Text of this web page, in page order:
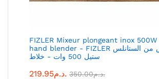
FIZLER Mixeur plongeant inox
hand blender - FIZLER خلاط غاطس من الستانلس
ستيل 500 وات - خلاط
219.95 د.م. 350.00 د.م.